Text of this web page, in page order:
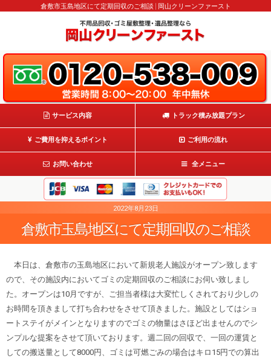
倉敷市玉島地区にて定期回収のご相談 | 岡山クリーンファースト
サービス内容 トラック積み放題プラン
ご費用を抑えるポイント ご利用の流れ
お問い合わせ 全メニュー
2022年8月23日
倉敷市玉島地区にて定期回収のご相談
本日は、倉敷市の玉島地区において新規老人施設がオープン致します
ので、その施設内においてゴミの定期回収のご相談にお伺い致しまし
た。オープンは10月ですが、ご担当者様は大変忙しくされており少しの
お時間を頂きまして打ち合わせをさせて頂きました。施設としてはショ
ートステイがメインとなりますのでゴミの物量はさほど出ませんのでシ
ンプルな提案をさせて頂いております。週二回の回収で、一回の運賃と
しての搬送量として8000円、ゴミは可燃ごみの場合はキロ15円での算出